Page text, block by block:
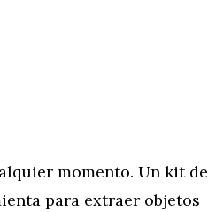
momento. Un kit de
para extraer objetos